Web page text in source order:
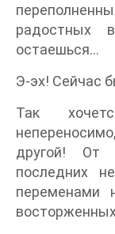
радостных
остаешься…
Э-эх! Сейчас
Так
другой! От
последних
переменами